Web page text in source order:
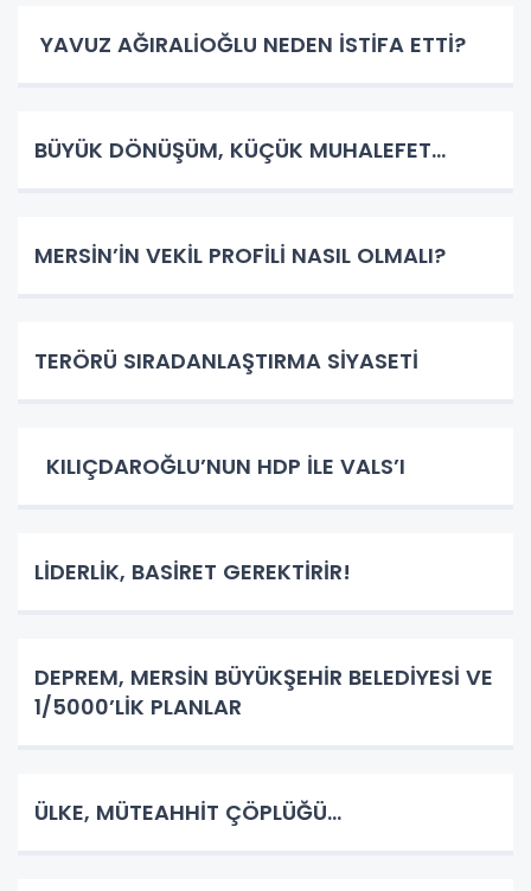
YAVUZ AĞIRALİOĞLU NEDEN İSTİFA ETTİ?
BÜYÜK DÖNÜŞÜM, KÜÇÜK MUHALEFET…
MERSİN’İN VEKİL PROFİLİ NASIL OLMALI?
TERÖRÜ SIRADANLAŞTIRMA SİYASETİ
KILIÇDAROĞLU’NUN HDP İLE VALS’I
LİDERLİK, BASİRET GEREKTİRİR!
DEPREM, MERSİN BÜYÜKŞEHİR BELEDİYESİ VE
1/5000’LİK PLANLAR
ÜLKE, MÜTEAHHİT ÇÖPLÜĞÜ…